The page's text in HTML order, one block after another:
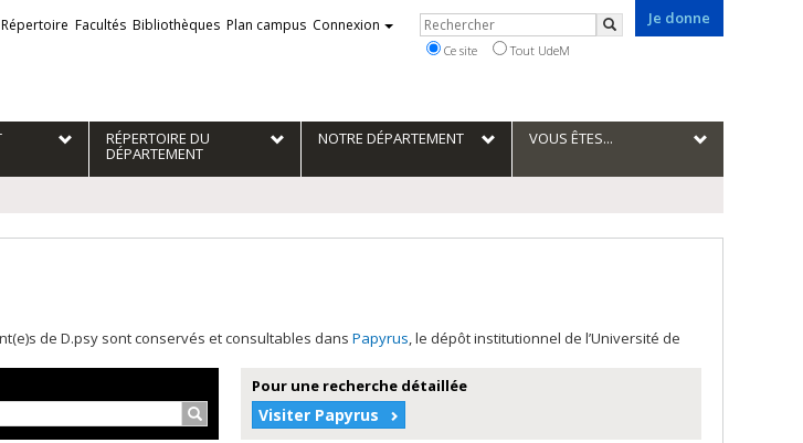
Je donne
Liens
externes
Répertoire Facultés Bibliothèques Plan campus Connexion Rechercher
Rechercher
Ce site Tout UdeM
RÉPERTOIRE DU
DÉPARTEMENT
NOTRE DÉPARTEMENT VOUS ÊTES...
de D.psy sont conservés et consultables dans Papyrus, le dépôt institutionnel de l’Université de
Rechercher…
Pour une recherche détaillée
Visiter Papyrus